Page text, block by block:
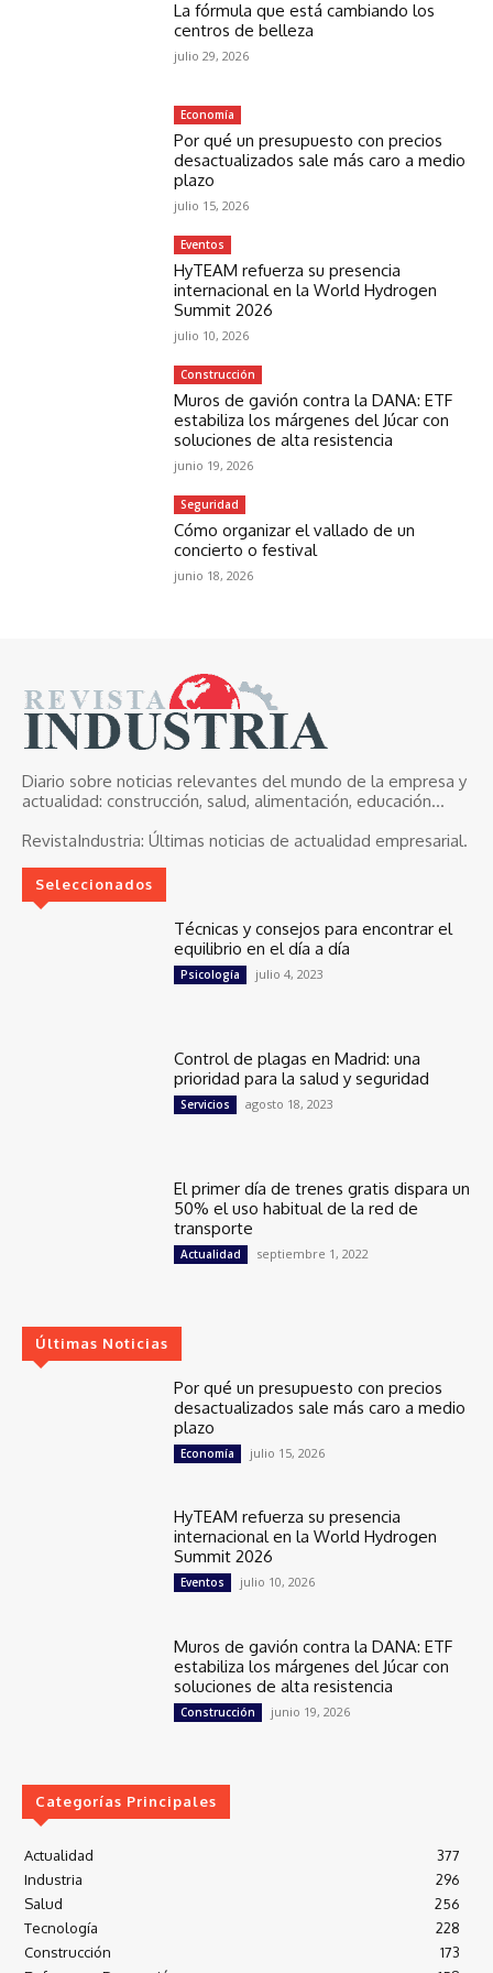
La fórmula que está cambiando los
centros de belleza
julio 29, 2026
Economía
Por qué un presupuesto con precios
desactualizados sale más caro a medio
plazo
julio 15, 2026
Eventos
HyTEAM refuerza su presencia
internacional en la World Hydrogen
Summit 2026
julio 10, 2026
Construcción
Muros de gavión contra la DANA: ETF
estabiliza los márgenes del Júcar con
soluciones de alta resistencia
junio 19, 2026
Seguridad
Cómo organizar el vallado de un
concierto o festival
junio 18, 2026
Diario sobre noticias relevantes del mundo de la empresa y
actualidad: construcción, salud, alimentación, educación...
RevistaIndustria: Últimas noticias de actualidad empresarial.
Seleccionados
Técnicas y consejos para encontrar el
equilibrio en el día a día
Psicología julio 4, 2023
Control de plagas en Madrid: una
prioridad para la salud y seguridad
Servicios agosto 18, 2023
El primer día de trenes gratis dispara un
50% el uso habitual de la red de
transporte
Actualidad septiembre 1, 2022
Últimas Noticias
Por qué un presupuesto con precios
desactualizados sale más caro a medio
plazo
Economía julio 15, 2026
HyTEAM refuerza su presencia
internacional en la World Hydrogen
Summit 2026
Eventos julio 10, 2026
Muros de gavión contra la DANA: ETF
estabiliza los márgenes del Júcar con
soluciones de alta resistencia
Construcción junio 19, 2026
Categorías Principales
Actualidad
377
Industria
296
Salud
256
Tecnología
228
Construcción
173